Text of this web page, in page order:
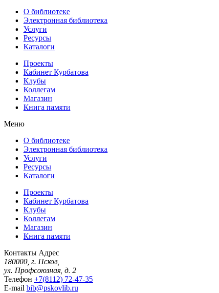
О библиотеке
Электронная библиотека
Услуги
Ресурсы
Каталоги
Проекты
Кабинет Курбатова
Клубы
Коллегам
Магазин
Книга памяти
Меню
О библиотеке
Электронная библиотека
Услуги
Ресурсы
Каталоги
Проекты
Кабинет Курбатова
Клубы
Коллегам
Магазин
Книга памяти
Контакты Адрес
180000, г. Псков,
ул. Профсоюзная, д. 2
Телефон +7(8112) 72-47-35
E-mail bib@pskovlib.ru